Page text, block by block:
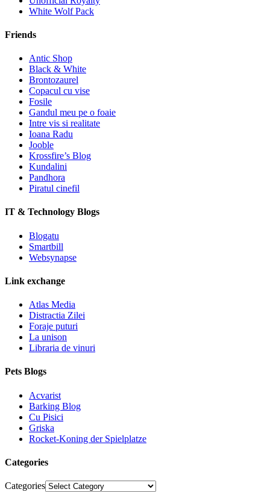
White Wolf Pack
Friends
Antic Shop
Black & White
Brontozaurel
Copacul cu vise
Fosile
Gandul meu pe o foaie
Intre vis si realitate
Ioana Radu
Jooble
Krossfire’s Blog
Kundalini
Pandhora
Piratul cinefil
IT & Technology Blogs
Blogatu
Smartbill
Websynapse
Link exchange
Atlas Media
Distractia Zilei
Foraje puturi
La unison
Libraria de vinuri
Pets Blogs
Acvarist
Barking Blog
Cu Pisici
Griska
Rocket-Koning der Spielplatze
Categories
Categories